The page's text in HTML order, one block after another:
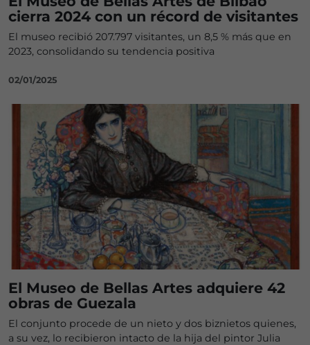
cierra 2024 con un récord de visitantes
El museo recibió 207.797 visitantes, un 8,5 % más que en
2023, consolidando su tendencia positiva
02/01/2025
El Museo de Bellas Artes adquiere 42
obras de Guezala
El conjunto procede de un nieto y dos biznietos quienes,
a su vez, lo recibieron intacto de la hija del pintor Julia